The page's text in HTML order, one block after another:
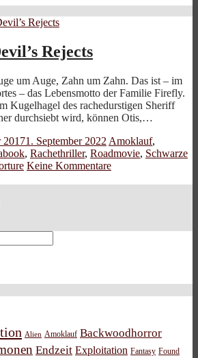
Rejects
um Auge, Zahn um Zahn. Das ist – im
– das Lebensmotto der Familie Firefly.
Kugelhagel des rachedurstigen Sheriff
durchsiebt wird, können Otis,…
20171. September 2022 Amoklauf,
, Rachethriller, Roadmovie, Schwarze
Keine Kommentare
Alien Amoklauf Backwoodhorror
Endzeit Exploitation Fantasy Found